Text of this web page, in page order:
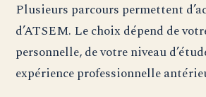
Plusieurs parcours permettent
d’ATSEM. Le choix dépend de
personnelle, de votre niveau
expérience professionnelle